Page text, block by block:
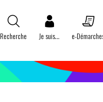
Recherche Je suis... e-